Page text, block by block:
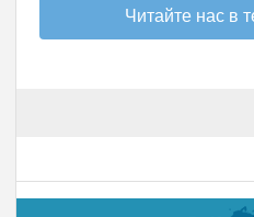
Читайте нас в